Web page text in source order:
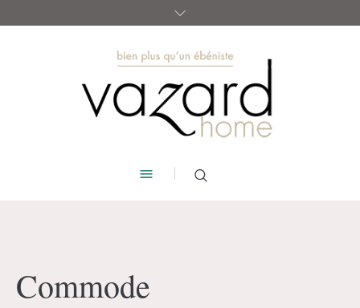
Commode